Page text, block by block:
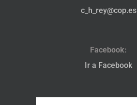
c_h_rey@cop.es
Facebook:
Ir a Facebook